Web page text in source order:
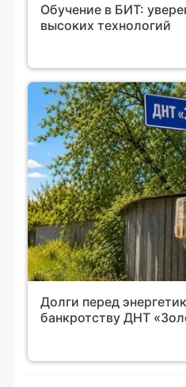
Обучение в БИТ:
высоких технологий
Долги перед
банкротству ДНТ